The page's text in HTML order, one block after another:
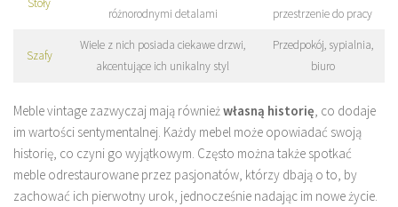
Stoły
różnorodnymi detalami
przestrzenie do pracy
Szafy
Wiele z nich posiada ciekawe drzwi,
akcentujące ich unikalny styl
Przedpokój, sypialnia,
biuro
Meble vintage zazwyczaj mają równieżwłasną historię, co dodaje
im wartości sentymentalnej. Każdy mebel może opowiadać swoją
historię, co czyni go wyjątkowym. Często można także spotkać
meble odrestaurowane przez pasjonatów, którzy dbają o to, by
zachować ich pierwotny urok, jednocześnie nadając im nowe życie.